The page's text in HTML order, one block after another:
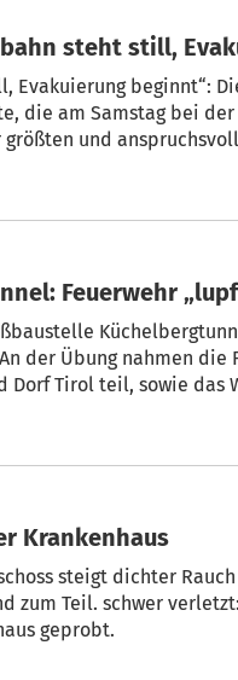
steht still,
Evakuierung beginnt“:
Feuerwehr
der Übung nahmen die
Dorf Tirol teil, sowie das
Krankenhaus
steigt dichter
zum Teil. schwer
geprobt.